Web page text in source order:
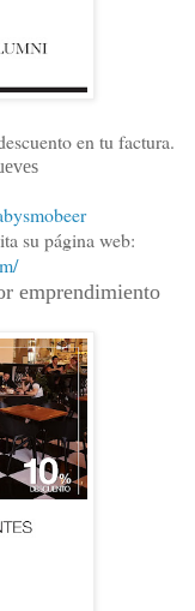
en tu factura.
su página web:
emprendimiento